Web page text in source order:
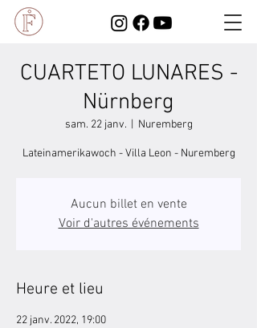
CUARTETO LUNARES -
Nürnberg
sam. 22 janv.
  |
Nuremberg
Lateinamerikawoch - Villa Leon - Nuremberg
Aucun billet en vente
Voir d'autres événements
Heure et lieu
22 janv. 2022, 19:00